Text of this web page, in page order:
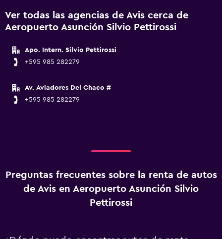
Ver todas las agencias de Avis cerca de
Aeropuerto Asunción Silvio Pettirossi
Apo. Intern. Silvio Pettirossi
+595 985 282279
Av. Aviadores Del Chaco #
+595 985 282279
Preguntas frecuentes sobre la renta de autos
de Avis en Aeropuerto Asunción Silvio
Pettirossi